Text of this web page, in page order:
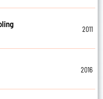
2011
2016